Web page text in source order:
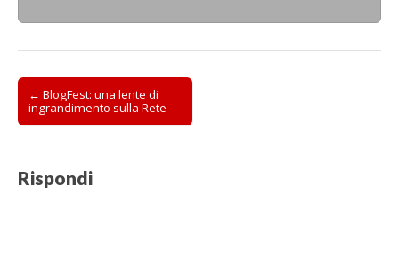
Post
navigation
← BlogFest: una lente di
ingrandimento sulla Rete
Rispondi